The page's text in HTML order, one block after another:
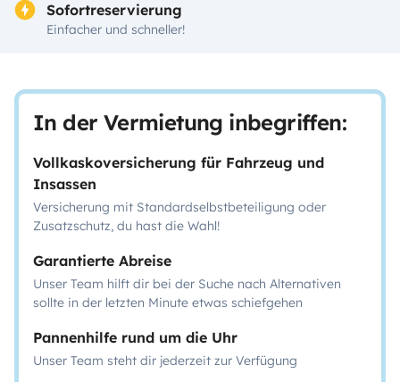
Sofortreservierung
Einfacher und schneller!
In der Vermietung inbegriffen:
Vollkaskoversicherung für Fahrzeug und
Insassen
Versicherung mit Standardselbstbeteiligung oder
Zusatzschutz, du hast die Wahl!
Garantierte Abreise
Unser Team hilft dir bei der Suche nach Alternativen
sollte in der letzten Minute etwas schiefgehen
Pannenhilfe rund um die Uhr
Unser Team steht dir jederzeit zur Verfügung